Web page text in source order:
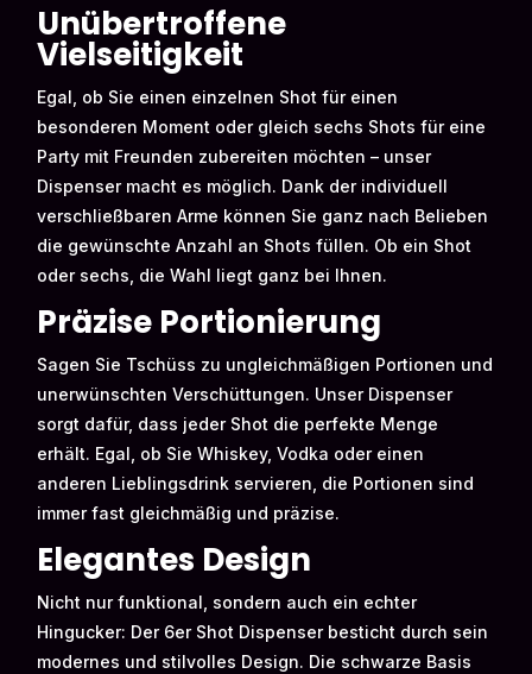
Unübertroffene
Vielseitigkeit
Egal, ob Sie einen einzelnen Shot für einen
besonderen Moment oder gleich sechs Shots für eine
Party mit Freunden zubereiten möchten – unser
Dispenser macht es möglich. Dank der individuell
verschließbaren Arme können Sie ganz nach Belieben
die gewünschte Anzahl an Shots füllen. Ob ein Shot
oder sechs, die Wahl liegt ganz bei Ihnen.
Präzise Portionierung
Sagen Sie Tschüss zu ungleichmäßigen Portionen und
unerwünschten Verschüttungen. Unser Dispenser
sorgt dafür, dass jeder Shot die perfekte Menge
erhält. Egal, ob Sie Whiskey, Vodka oder einen
anderen Lieblingsdrink servieren, die Portionen sind
immer fast gleichmäßig und präzise.
Elegantes Design
Nicht nur funktional, sondern auch ein echter
Hingucker: Der 6er Shot Dispenser besticht durch sein
modernes und stilvolles Design. Die schwarze Basis